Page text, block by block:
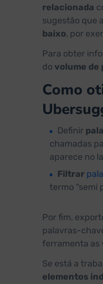
relacionada
sugestão que
baixo, por
Para obter
do volume de
Como
Definir
chamadas
aparece no
Filtrar
termo “semi
Por fim,
palavras-
ferramenta as
Se está a
elementos